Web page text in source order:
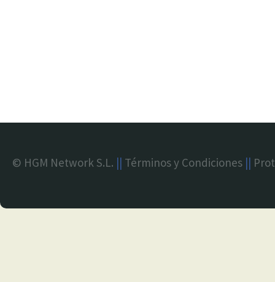
© HGM Network S.L. || Términos y Condiciones ||